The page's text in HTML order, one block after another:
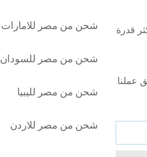
لأكثر من 25 عام جعلتنا أكثر قدرة
عملنا
شحن من مصر للامارات
شحن من مصر للسودان
شحن من مصر لليبيا
شحن من مصر للاردن